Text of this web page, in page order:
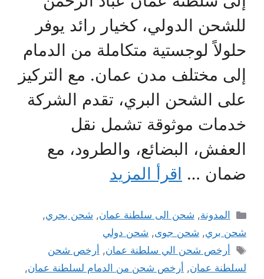
للشحن الدولي، كخيار رائد يوفر
حلولاً لوجستية متكاملة من الدمام
إلى مختلف مدن عمان. مع التركيز
على الشحن البري، تقدم الشركة
خدمات موثوقة تشمل نقل
العفش، البضائع، والطرود، مع
ضمان … اقرأ المزيد
التصنيفات
المدونة, شحن الى سلطنة عمان, شحن بحري,
شحن بري, شحن جوى, شحن دولي
الوسوم
أرخص شحن الي سلطنة عمان, أرخص شحن
لسلطنة عمان, أرخص شحن من الدمام لسلطنة عمان,